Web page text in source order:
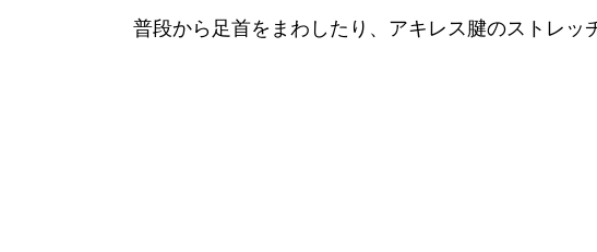
普段から足首をまわしたり、アキレス腱のストレッ